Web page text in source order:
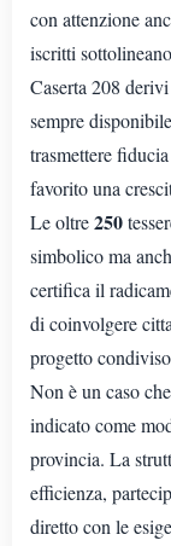
con attenzione
iscritti
Caserta 208
sempre
trasmettere
favorito una
Le oltre250
simbolico ma
certifica il
di coinvolgere
progetto
Non è un caso
indicato come
provincia. La
efficienza,
diretto con le